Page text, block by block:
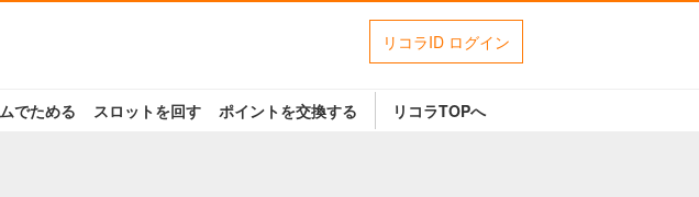
リコラID ログイン
でためる スロットを回す ポイントを交換する リコラTOPへ